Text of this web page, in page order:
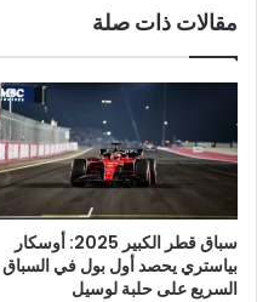
مقالات ذات صلة
سباق قطر الكبير 2025: أوسكار
بياستري يحصد أول بول في السباق
السريع على حلبة لوسيل